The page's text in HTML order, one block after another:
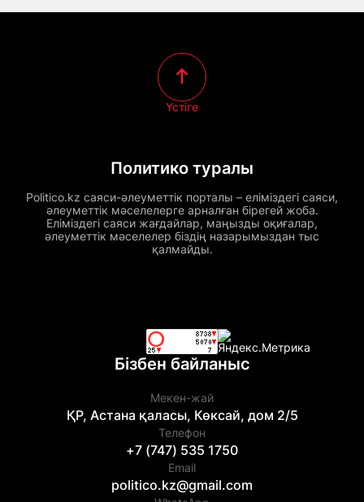
Политико туралы
Politico.kz саяси-әлеуметтік порталы – еліміздегі саяси,
әлеуметтік мәселелерге арналған бірегей жоба.
Еліміздегі саяси жағдайлар, маңызды оқиғалар,
әлеуметтік мәселелер біздің назарымыздан тыс
қалмайды.
Үстіге
Бізбен байланыс
Мекен-жай
ҚР, Астана қаласы, Көксай, дом 2/5
Телефон
+7 (747) 535 1750
Email
politico.kz@gmail.com